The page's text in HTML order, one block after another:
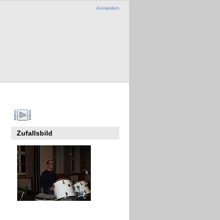
Anmelden
Zufallsbild